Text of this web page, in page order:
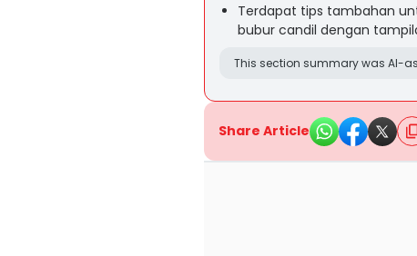
Terdapat tips tambahan
bubur candil dengan
This section summary was AI-
Share Article